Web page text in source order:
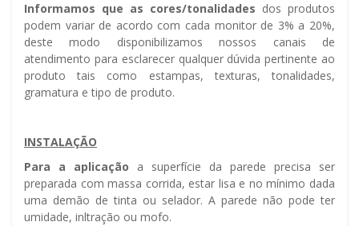
Informamos que as cores/tonalidades dos produtos
podem variar de acordo com cada monitor de 3% a 20%,
deste modo disponibilizamos nossos canais de
atendimento para esclarecer qualquer dúvida pertinente ao
produto tais como estampas, texturas, tonalidades,
gramatura e tipo de produto.
INSTALAÇÃO
Para a aplicação a superfície da parede precisa ser
preparada com massa corrida, estar lisa e no mínimo dada
uma demão de tinta ou selador. A parede não pode ter
umidade, infiltração ou mofo.